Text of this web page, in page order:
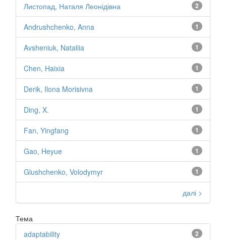
2
Листопад, Наталя Леонідівна
1
Andrushchenko, Anna
1
Avsheniuk, Nataliia
1
Chen, Haixia
1
Derik, Ilona Morisivna
1
Ding, X.
1
Fan, Yingfang
1
Gao, Heyue
1
Glushchenko, Volodymyr
далі >
Тема
2
adaptability